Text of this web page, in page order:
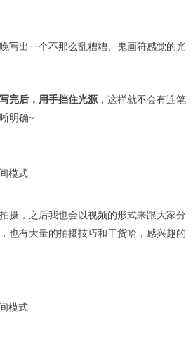
写出一个不那么乱糟糟、鬼画符感觉的光
完后，用手挡住光源，这样就不会有连笔
明确~
摄，之后我也会以视频的形式来跟大家分
也有大量的拍摄技巧和干货哈，感兴趣的